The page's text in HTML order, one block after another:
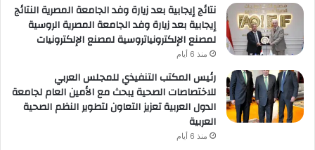
نتائج إيجابية بعد زيارة وفد الجامعة المصرية النتائج
إيجابية بعد زيارة وفد الجامعة المصرية الروسية
لمصنع الإلكترونياتروسية لمصنع الإلكترونيات
منذ 6 أيام
رئيس المكتب التنفيذي للمجلس العربي
للاختصاصات الصحية يبحث مع الأمين العام لجامعة
الدول العربية تعزيز التعاون لتطوير النظم الصحية
العربية
منذ 6 أيام